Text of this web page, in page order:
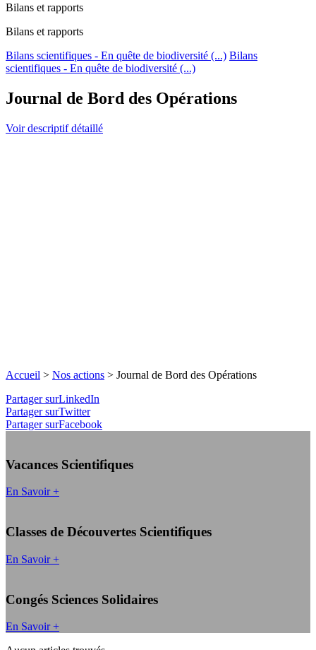
Bilans et rapports
Bilans et rapports
Bilans scientifiques - En quête de biodiversité (...) Bilans
scientifiques - En quête de biodiversité (...)
Journal de Bord des Opérations
Voir descriptif détaillé
Accueil > Nos actions > Journal de Bord des Opérations
Partager surLinkedIn
Partager surTwitter
Partager surFacebook
Vacances Scientifiques
En Savoir +
Classes de Découvertes Scientifiques
En Savoir +
Congés Sciences Solidaires
En Savoir +